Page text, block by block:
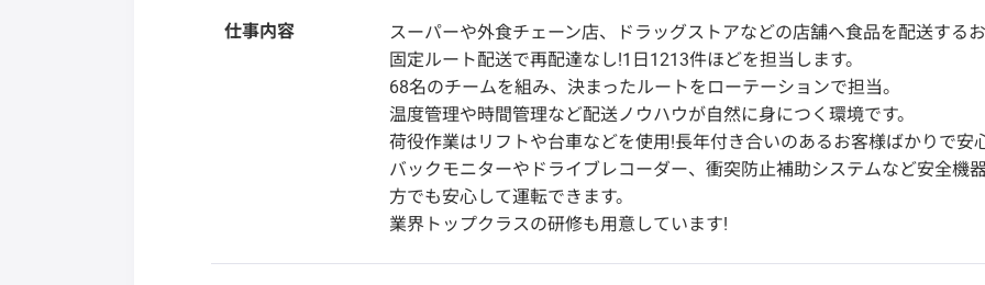
仕事内容
スーパーや外食チェーン店、ドラッグストアなどの店舗へ食品を配送するお
固定ルート配送で再配達なし!1日1213件ほどを担当します。
68名のチームを組み、決まったルートをローテーションで担当。
温度管理や時間管理など配送ノウハウが自然に身につく環境です。
荷役作業はリフトや台車などを使用!長年付き合いのあるお客様ばかりで安心
バックモニターやドライブレコーダー、衝突防止補助システムなど安全機
方でも安心して運転できます。
業界トップクラスの研修も用意しています!